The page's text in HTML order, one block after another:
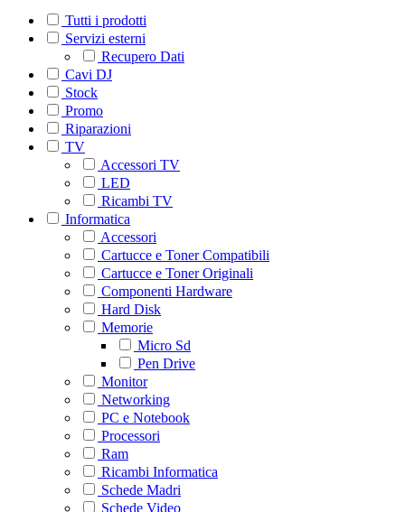
Tutti i prodotti
Servizi esterni
Recupero Dati
Cavi DJ
Stock
Promo
Riparazioni
TV
Accessori TV
LED
Ricambi TV
Informatica
Accessori
Cartucce e Toner Compatibili
Cartucce e Toner Originali
Componenti Hardware
Hard Disk
Memorie
Micro Sd
Pen Drive
Monitor
Networking
PC e Notebook
Processori
Ram
Ricambi Informatica
Schede Madri
Schede Video